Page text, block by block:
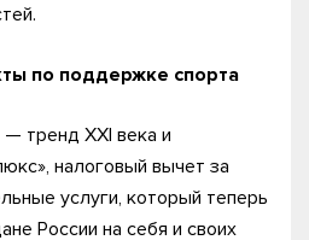
по поддержке спорта
тренд XXI века и
налоговый вычет за
услуги, который теперь
России на себя и своих